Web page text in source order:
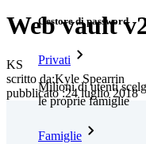
Gestore di password
Privati
Milioni di utenti
le proprie famiglie
Famiglie
Web vault
KS
scritto da:Kyle Spearrin
pubblicato:24 luglio 2018